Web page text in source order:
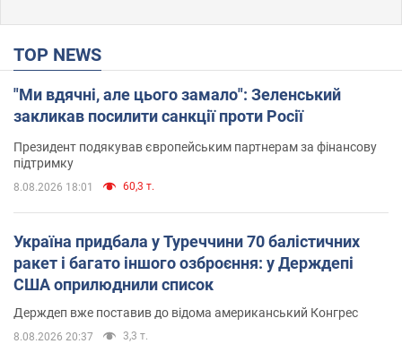
TOP NEWS
"Ми вдячні, але цього замало": Зеленський
закликав посилити санкції проти Росії
Президент подякував європейським партнерам за фінансову
підтримку
8.08.2026 18:01 60,3 т.
Україна придбала у Туреччини 70 балістичних
ракет і багато іншого озброєння: у Держдепі
США оприлюднили список
Держдеп вже поставив до відома американський Конгрес
8.08.2026 20:37 3,3 т.